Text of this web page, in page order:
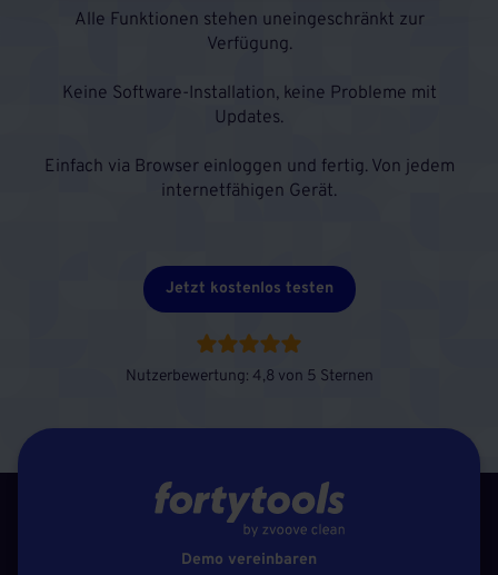
Alle Funktionen stehen uneingeschränkt zur
Verfügung.
Keine Software-Installation, keine Probleme mit
Updates.
Einfach via Browser einloggen und fertig. Von jedem
internetfähigen Gerät.
Jetzt kostenlos testen
Nutzerbewertung: 4,8 von 5 Sternen
Demo vereinbaren